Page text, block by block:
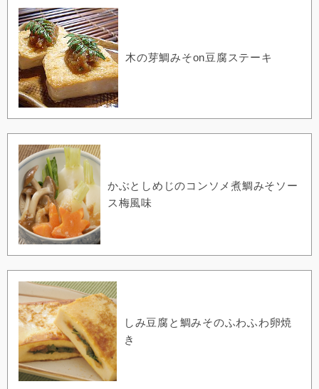
木の芽鯛みそon豆腐ステーキ
かぶとしめじのコンソメ煮鯛みそソー
ス梅風味
しみ豆腐と鯛みそのふわふわ卵焼
き